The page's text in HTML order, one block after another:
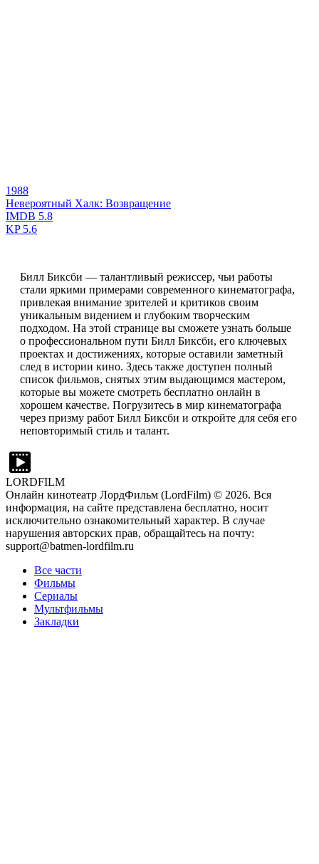
1988
Невероятный Халк: Возвращение
IMDB 5.8
KP5.6
Билл Биксби — талантливый режиссер, чьи работы
стали яркими примерами современного кинематографа,
привлекая внимание зрителей и критиков своим
уникальным видением и глубоким творческим
подходом. На этой странице вы сможете узнать больше
о профессиональном пути Билл Биксби, его ключевых
проектах и достижениях, которые оставили заметный
след в истории кино. Здесь также доступен полный
список фильмов, снятых этим выдающимся мастером,
которые вы можете смотреть бесплатно онлайн в
хорошем качестве. Погрузитесь в мир кинематографа
через призму работ Билл Биксби и откройте для себя его
неповторимый стиль и талант.
LORDFILM
Онлайн кинотеатр ЛордФильм (LordFilm) © 2026. Вся
информация, на сайте представлена бесплатно, носит
исключительно ознакомительный характер. В случае
нарушения авторских прав, обращайтесь на почту:
support@batmen-lordfilm.ru
Все части
Фильмы
Сериалы
Мультфильмы
Закладки